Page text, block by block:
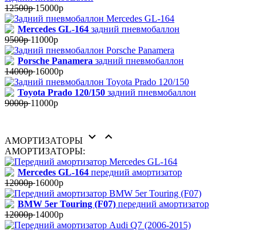
12500р15000р
Mercedes GL-164 задний пневмобаллон
9500р11000р
Porsche Panamera задний пневмобаллон
14000р16000р
Toyota Prado 120/150 задний пневмобаллон
9000р11000р
АМОРТИЗАТОРЫ  
АМОРТИЗАТОРЫ:
Mercedes GL-164 передний амортизатор
12000р16000р
BMW 5er Touring (F07) передний амортизатор
12000р14000р